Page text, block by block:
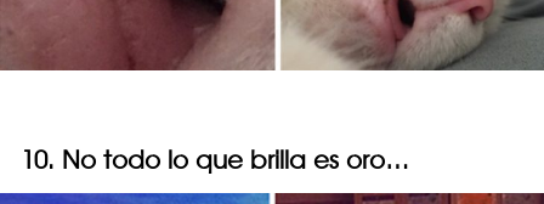
10. No todo lo que brilla es oro…